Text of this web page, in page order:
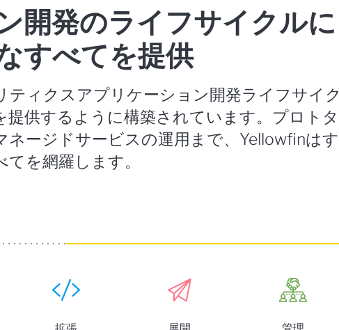
開発のライフサイクルに
すべてを提供
ティクスアプリケーション開発ライフサイク
供するように構築されています。プロトタ
ネージドサービスの運用まで、Yellowfinはす
てを網羅します。